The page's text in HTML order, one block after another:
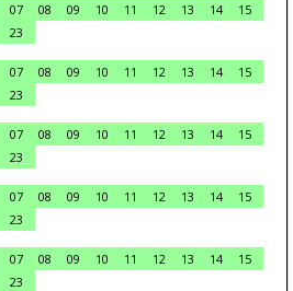
07 08 09 10 11 12 13 14
15
23
07 08 09 10 11 12 13 14
15
23
07 08 09 10 11 12 13 14
15
23
07 08 09 10 11 12 13 14
15
23
07 08 09 10 11 12 13 14
15
23